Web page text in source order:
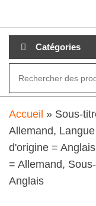
au
contenuCatégories
Accueil » Sous-
Allemand,
d'origine =
= Allemand,
Anglais